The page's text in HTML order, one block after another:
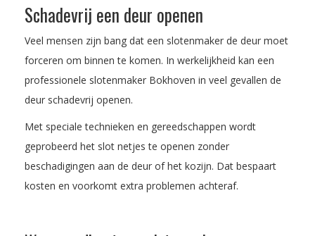
Schadevrij een deur openen
Veel mensen zijn bang dat een slotenmaker de deur moet
forceren om binnen te komen. In werkelijkheid kan een
professionele slotenmaker Bokhoven in veel gevallen de
deur schadevrij openen.
Met speciale technieken en gereedschappen wordt
geprobeerd het slot netjes te openen zonder
beschadigingen aan de deur of het kozijn. Dat bespaart
kosten en voorkomt extra problemen achteraf.